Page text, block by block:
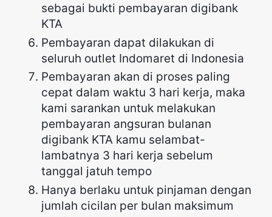
sebagai bukti pembayaran digibank
KTA
Pembayaran dapat dilakukan di
seluruh outlet Indomaret di Indonesia
Pembayaran akan di proses paling
cepat dalam waktu 3 hari kerja, maka
kami sarankan untuk melakukan
pembayaran angsuran bulanan
digibank KTA kamu selambat-
lambatnya 3 hari kerja sebelum
tanggal jatuh tempo
Hanya berlaku untuk pinjaman dengan
jumlah cicilan per bulan maksimum